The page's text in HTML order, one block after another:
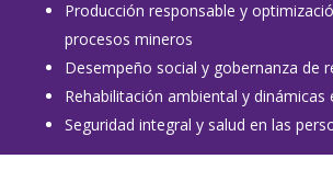
Producción responsable y
procesos mineros
Desempeño social y gobernanza de
Rehabilitación ambiental y dinámicas
Seguridad integral y salud en las